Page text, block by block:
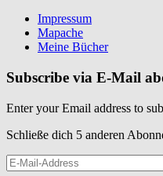
Impressum
Mapache
Meine Bücher
Subscribe via E-Mail
Enter your Email address to
Schließe dich 5 anderen
E-